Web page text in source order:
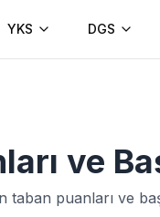
YKS DGS
ve
taban puanları ve